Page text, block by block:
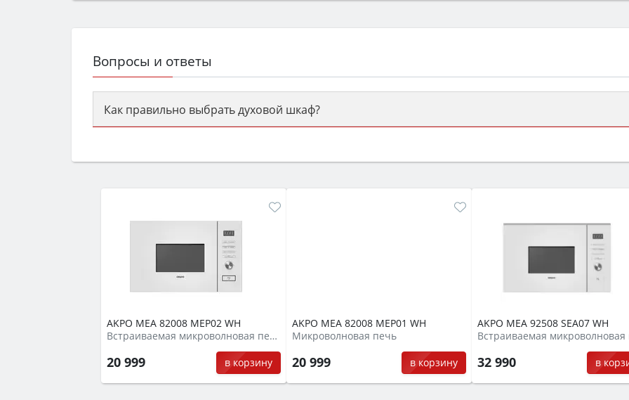
Вопросы и ответы
Как правильно выбрать духовой шкаф?
семьи, класс энергопотребления не ниже A и нужные функции (конвекция, гриль,
AKPO MEA 82008 MEP02 WH
Встраиваемая микроволновая печь
20 999 в корзину
AKPO MEA 82008 MEP01 WH
Микроволновая печь
20 999 в корзину
AKPO MEA 92508 SEA07 WH
32 990 в